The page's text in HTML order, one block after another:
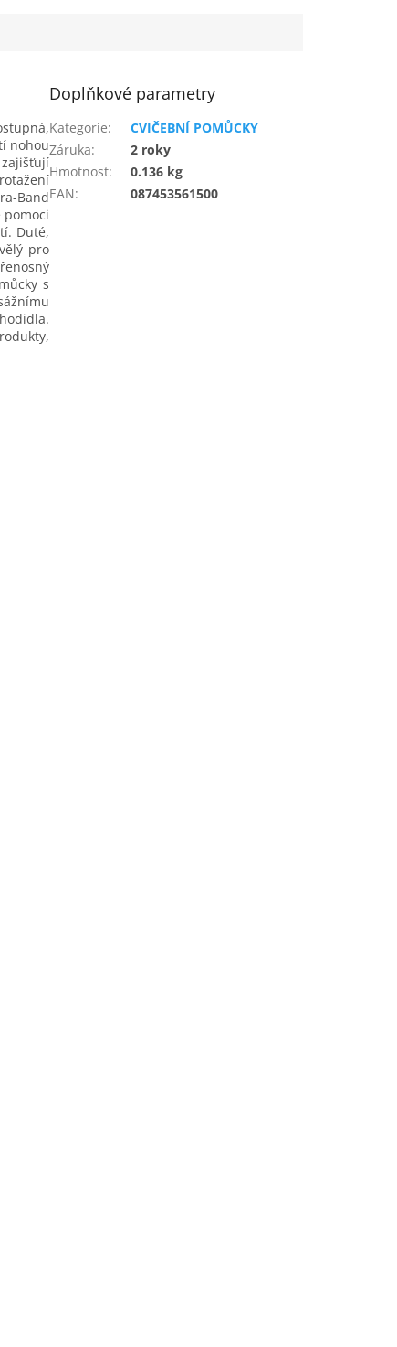
nohou
Band
pomoci
Duté,
pro
s
Doplňkové parametry
Kategorie:
CVIČEBNÍ POMŮCKY
Záruka:
2 roky
Hmotnost:
0.136 kg
EAN: 087453561500